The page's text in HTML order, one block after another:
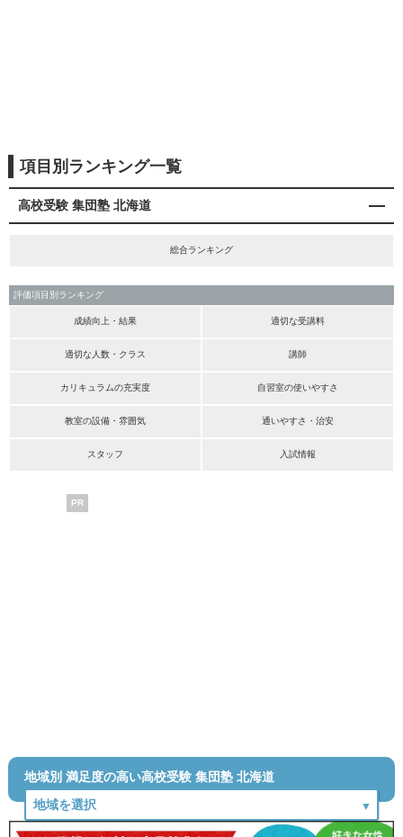
項目別ランキング一覧
高校受験 集団塾 北海道
総合ランキング
評価項目別ランキング
成績向上・結果 適切な受講料
適切な人数・クラス 講師
カリキュラムの充実度 自習室の使いやすさ
教室の設備・雰囲気 通いやすさ・治安
スタッフ 入試情報
PR
地域別 満足度の高い高校受験 集団塾 北海道